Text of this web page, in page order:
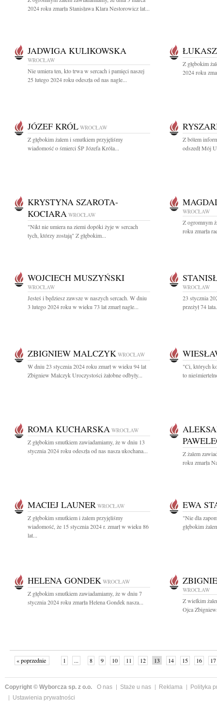
2024 roku zmarła Stanisława Klara Nestorowicz lat...
JADWIGA KULIKOWSKA
WROCŁAW
Nie umiera ten, kto trwa w sercach i pamięci naszej
25 lutego 2024 roku odeszła od nas nagle...
Z głębokim
2024 roku
JÓZEF KRÓL WROCŁAW
Z głębokim żalem i smutkiem przyjęliśmy
wiadomość o śmierci ŚP Józefa Króla...
Z bólem
odszedł Mój
KRYSTYNA SZAROTA-
KOCIARA WROCŁAW
"Nikt nie umiera na ziemi dopóki żyje w sercach
tych, którzy zostają" Z głębokim...
WROCŁAW
Z ogromnym
roku zmarła
WOJCIECH MUSZYŃSKI
WROCŁAW
Jesteś i będziesz zawsze w naszych sercach. W dniu
3 lutego 2024 roku w wieku 73 lat zmarł nagle...
WROCŁAW
23 stycznia
przeżył 74
ZBIGNIEW MALCZYK WROCŁAW
W dniu 23 stycznia 2024 roku zmarł w wieku 94 lat
Zbigniew Malczyk Uroczystości żałobne odbyły...
"Ci, których
to
ROMA KUCHARSKA WROCŁAW
Z głębokim smutkiem zawiadamiamy, że w dniu 13
stycznia 2024 roku odeszła od nas nasza ukochana...
Z żalem
roku zmarła
MACIEJ LAUNER WROCŁAW
Z głębokim smutkiem i żalem przyjęliśmy
wiadomość, że 15 stycznia 2024 r. zmarł w wieku 86
lat...
EWA
"Nie dla
głębokim
HELENA GONDEK WROCŁAW
Z głębokim smutkiem zawiadamiamy, że w dniu 7
stycznia 2024 roku zmarła Helena Gondek nasza...
WROCŁAW
Z wielkim
Ojca
« poprzednie 1 ... 8 9 10 11 12 13 14 15 16 17
Copyright © Wyborcza sp. z o.o. O nas Staże u nas Reklama
Polityka
Ustawienia prywatności